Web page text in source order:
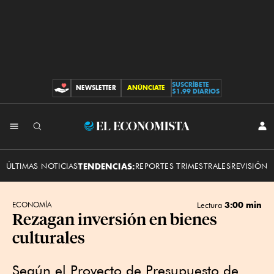
CONTRIBUCIONES
NEWSLETTER ANÚNCIATE
SUSCRÍBETE
$1.99 DIARIOS
El
ÚLTIMAS NOTICIASTENDENCIAS:REPORTES TRIMESTRALESREVISIÓN
ECONOMÍA Lectura 3:00 min
Rezagan inversión en bienes
culturales
Según el Proyecto de Presupuesto de